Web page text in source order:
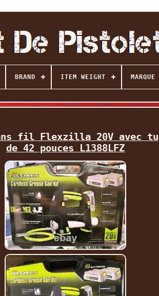
BRAND ITEM WEIGHT MARQUE
fil Flexzilla 20V avec
de 42 pouces L1388LFZ